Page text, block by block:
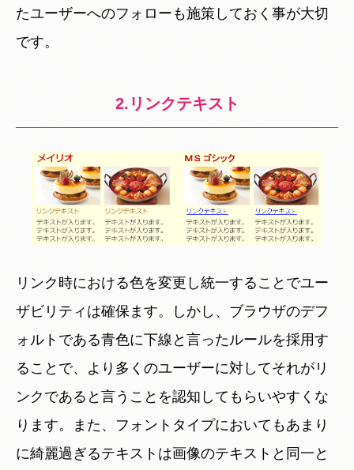
たユーザーへのフォローも施策しておく事が大切
です。
2.リンクテキスト
リンク時における色を変更し統一することでユー
ザビリティは確保ます。しかし、ブラウザのデフ
ォルトである青色に下線と言ったルールを採用す
ることで、より多くのユーザーに対してそれがリ
ンクであると言うことを認知してもらいやすくな
ります。また、フォントタイプにおいてもあまり
に綺麗過ぎるテキストは画像のテキストと同一と